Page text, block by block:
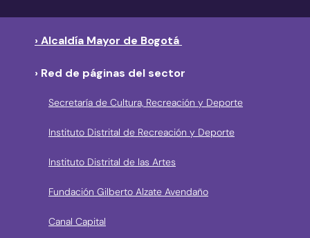
› Alcaldía Mayor de Bogotá
› Red de páginas del sector
Secretaría de Cultura, Recreación y Deporte
Instituto Distrital de Recreación y Deporte
Instituto Distrital de las Artes
Fundación Gilberto Alzate Avendaño
Canal Capital